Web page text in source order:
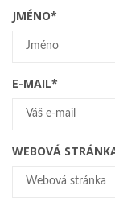
JMÉNO*
E-MAIL*
WEBOVÁ